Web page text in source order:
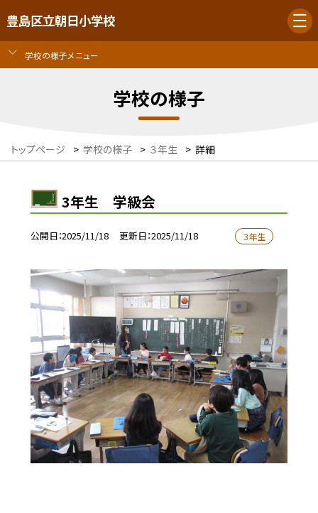
豊島区立朝日小学校
学校の様子メニュー
学校の様子
トップページ > 学校の様子 > ３年生 > 詳細
3年生 学級会
公開日 2025/11/18 更新日 2025/11/18 ３年生